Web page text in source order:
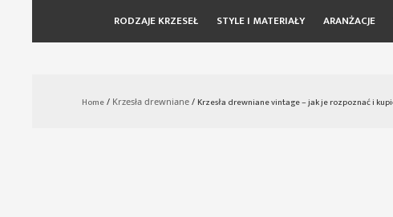
Skip
RODZAJE KRZESEŁ STYLE I MATERIAŁY ARANŻACJE
Home / Krzesła drewniane / Krzesła drewniane vintage – jak je rozpoznać i